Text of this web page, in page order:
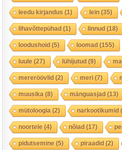
leedu kirjandus (1) lein(35)
lihavõttepühad(1) linnud(18)
loodushoid(5) loomad(155)
luule (27) lühijutud(9)
mereröövlid(2) meri(7)
muusika (8) mänguasjad(13)
mütoloogia (2) narkootikumid
noortele (4) nõiad(17)
pidutsemine (5) piraadid(2)